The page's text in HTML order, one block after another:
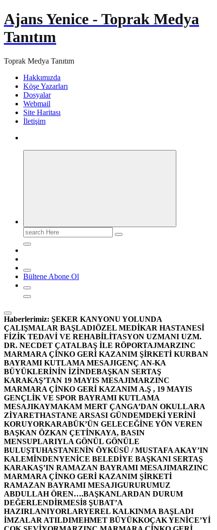
Ajans Yenice - Toprak Medya
Tanıtım
Toprak Medya Tanıtım
Hakkımızda
Köşe Yazarları
Dosyalar
Webmail
Site Haritası
İletişim
Search
for:
Bültene Abone Ol
Haberlerimiz: ŞEKER KANYONU YOLUNDA
ÇALIŞMALAR BAŞLADIÖZEL MEDİKAR HASTANESİ
FİZİK TEDAVİ VE REHABİLİTASYON UZMANI UZM.
DR. NECDET ÇATALBAŞ İLE RÖPORTAJMARZINC
MARMARA ÇİNKO GERİ KAZANIM ŞİRKETİ KURBAN
BAYRAMI KUTLAMA MESAJIGENÇ AN-KA
BÜYÜKLERİNİN İZİNDEBAŞKAN SERTAŞ
KARAKAŞ’TAN 19 MAYIS MESAJIMARZINC
MARMARA ÇİNKO GERİ KAZANIM A.Ş , 19 MAYIS
GENÇLİK VE SPOR BAYRAMI KUTLAMA
MESAJIKAYMAKAM MERT ÇANGA’DAN OKULLARA
ZİYARETHASTANE ARSASI GÜNDEMDEKİ YERİNİ
KORUYORKARABÜK’ÜN GELECEĞİNE YÖN VEREN
BAŞKAN ÖZKAN ÇETİNKAYA, BASIN
MENSUPLARIYLA GÖNÜL GÖNÜLE
BULUŞTUHASTANENİN ÖYKÜSÜ / MUSTAFA AKAY’IN
KALEMİNDENYENİCE BELEDİYE BAŞKANI SERTAŞ
KARAKAŞ’IN RAMAZAN BAYRAMI MESAJIMARZINC
MARMARA ÇİNKO GERİ KAZANIM ŞİRKETİ
RAMAZAN BAYRAMI MESAJIGURURUMUZ
ABDULLAH ÖREN….BAŞKANLARDAN DURUM
DEĞERLENDİRMESİ8 ŞUBAT’A
HAZIRLANIYORLARYEREL KALKINMA BAŞLADI
İMZALAR ATILDIMEHMET BÜYÜKKOÇAK YENİCE’Yİ